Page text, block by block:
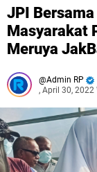
JPI
Masyarakat
Meruya
Admin RP
, April 30, 2022